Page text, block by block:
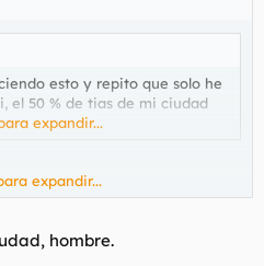
esto y repito que solo he
el 50 % de tias de mi ciudad
expandir...
expandir...
hombre.